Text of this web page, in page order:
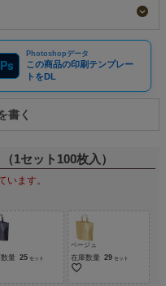
Ps
Photoshopデータ
この商品の印刷テンプレー
トをDL
書く
1セット100枚入）
ます。
量 25
ベージュ
在庫数量 29